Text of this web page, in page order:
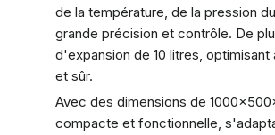
de la température, de la pression
grande précision et contrôle. De
d'expansion de 10 litres,
et sûr.
Avec des dimensions de
compacte et fonctionnelle,